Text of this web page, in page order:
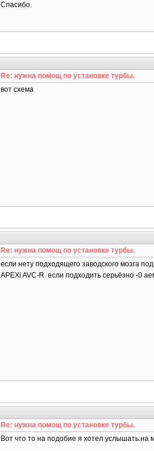
Спасибо.
Re: нужна помощ по установке турбы.
вот схема
Re: нужна помощ по установке турбы.
если нету подходящего заводского мозга
APEXi AVC-R. если подходить серьёзно -0
Re: нужна помощ по установке турбы.
Вот что то на подобие я хотел услышать.на